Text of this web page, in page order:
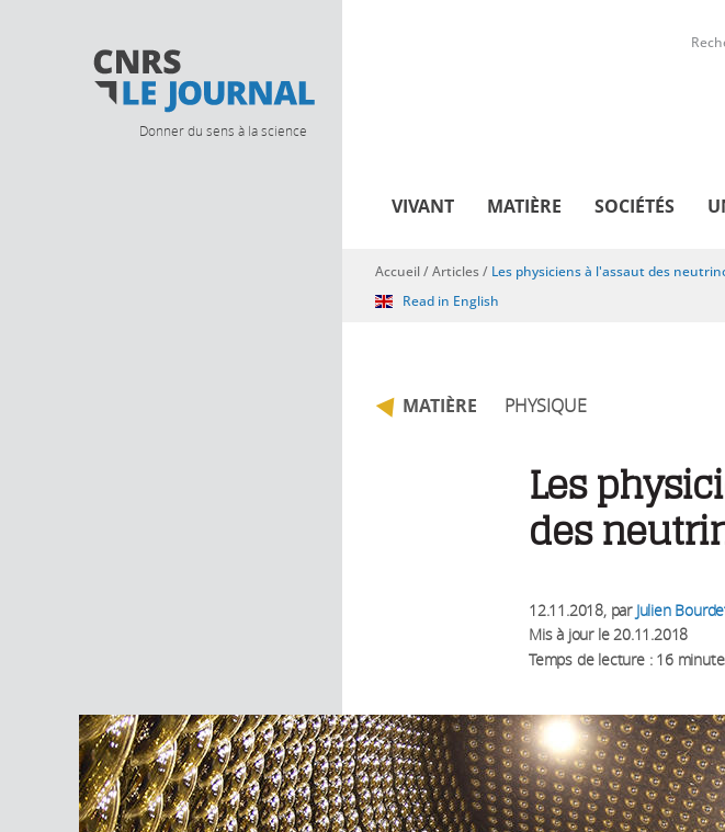
Donner du sens à la science
VIVANT MATIÈRE SOCIÉTÉS
Vous êtes ici
Accueil/Articles/ Les physiciens à l'assaut des
Read in English
MATIÈRE PHYSIQUE
Les
des
12.11.2018, par Julien
Mis à jour le 20.11.2018
Temps de lecture : 16